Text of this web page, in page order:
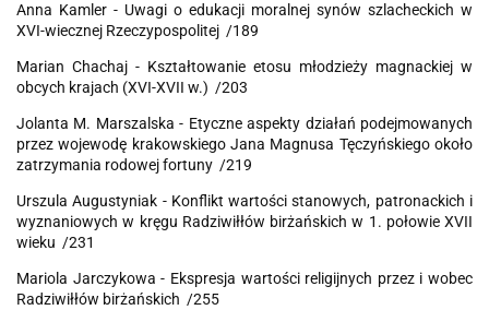
Anna Kamler - Uwagi o edukacji moralnej synów szlacheckich w
XVI-wiecznej Rzeczypospolitej /189
Marian Chachaj - Kształtowanie etosu młodzieży magnackiej w
obcych krajach (XVI-XVII w.) /203
Jolanta M. Marszalska - Etyczne aspekty działań podejmowanych
przez wojewodę krakowskiego Jana Magnusa Tęczyńskiego około
zatrzymania rodowej fortuny /219
Urszula Augustyniak - Konflikt wartości stanowych, patronackich i
wyznaniowych w kręgu Radziwiłłów birżańskich w 1. połowie XVII
wieku /231
Mariola Jarczykowa - Ekspresja wartości religijnych przez i wobec
Radziwiłłów birżańskich /255